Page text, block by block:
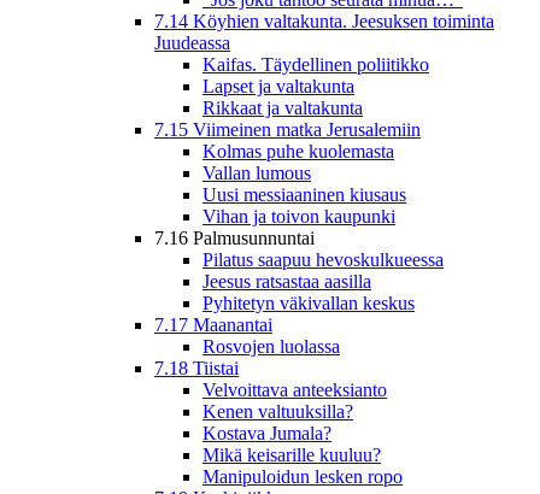
7.14 Köyhien valtakunta. Jeesuksen toiminta
Juudeassa
Kaifas. Täydellinen poliitikko
Lapset ja valtakunta
Rikkaat ja valtakunta
7.15 Viimeinen matka Jerusalemiin
Kolmas puhe kuolemasta
Vallan lumous
Uusi messiaaninen kiusaus
Vihan ja toivon kaupunki
7.16 Palmusunnuntai
Pilatus saapuu hevoskulkueessa
Jeesus ratsastaa aasilla
Pyhitetyn väkivallan keskus
7.17 Maanantai
Rosvojen luolassa
7.18 Tiistai
Velvoittava anteeksianto
Kenen valtuuksilla?
Kostava Jumala?
Mikä keisarille kuuluu?
Manipuloidun lesken ropo